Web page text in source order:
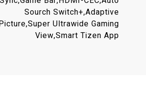
Sourch Switch+,Adaptive
Ultrawide Gaming
View,Smart Tizen App